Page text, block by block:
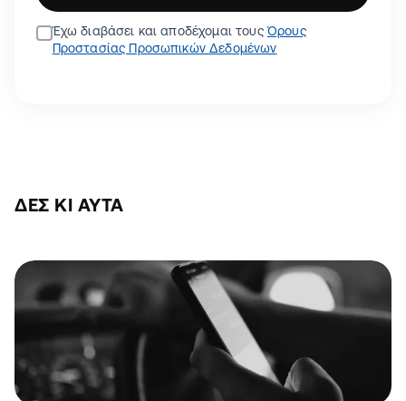
Έχω διαβάσει και αποδέχομαι τουςΌρους
Προστασίας Προσωπικών Δεδομένων
ΔΕΣ ΚΙ ΑΥΤΆ